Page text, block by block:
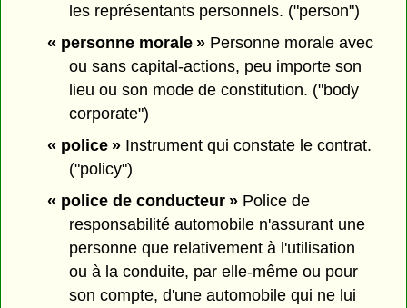
les représentants personnels. ("person")
« personne morale »Personne morale avec
ou sans capital-actions, peu importe son
lieu ou son mode de constitution. ("body
corporate")
« police »Instrument qui constate le contrat.
("policy")
« police de conducteur »Police de
responsabilité automobile n'assurant une
personne que relativement à l'utilisation
ou à la conduite, par elle-même ou pour
son compte, d'une automobile qui ne lui